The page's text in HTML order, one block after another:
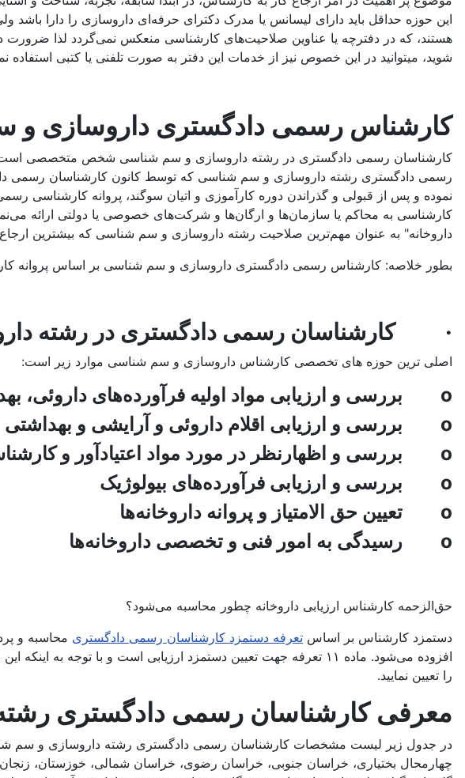
این حوزه حداقل باید دارای لیسانس یا مدرک دکترای حرفه‌ای داروسازی را دارا
هستند، که در دفترچه یا عناوین صلاحیت‌های کارشناسی منعکس نمی‌گردد لذا
شوید، میتوانید در این خصوص نیز از خدمات این دفتر به صورت تلفنی یا کتبی استفاده
کارشناس رسمی دادگستری داروسازی
کارشناسان رسمی دادگستری در رشته داروسازی و سم شناسی شخص متخصصی است که
رسمی دادگستری رشته داروسازی و سم شناسی که توسط کانون کارشناسان رسمی
نموده و پس از قبولی و گذراندن دوره کارآموزی و اتیان سوگند، پروانه
کارشناسی به محاکم یا سازمان‌ها و ارگان‌ها و شرکت‌های خصوصی یا دولتی ارائه
داروخانه" به عنوان مهم‌ترین صلاحیت رشته داروسازی و سم شناسی که بیشترین ارجاع
بطور خلاصه: کارشناس رسمی دادگستری داروسازی و سم شناسی بر اساس پروانه
· کارشناسان رسمی دادگستری در رشته
اصلی ترین حوزه های تخصصی کارشناس داروسازی و سم شناسی موارد زیر است:
o بررسی و ارزیابی مواد اولیه فرآورده‌های داروئی، بهداشتی، آرایشی
o بررسی و ارزیابی اقلام داروئی و آرایشی و بهداشتی
o بررسی و اظهارنظر در مورد مواد اعتیادآور و کارشناسی شناخت کاربرد مسمومیتهای داروئی
o بررسی و ارزیابی فرآورده‌های بیولوژیک
o تعیین حق الامتیاز و پروانه داروخانه‌‌ها‌
o رسیدگی به امور فنی و تخصصی داروخانه‌‌ها‌
حق‌الزحمه کارشناس ارزیابی داروخانه چطور محاسبه می‌شود؟
دستمزد کارشناس بر اساس تعرفه دستمزد کارشناسان رسمی دادگستری محاسبه و
افزوده می‌شود. ماده ۱۱ تعرفه جهت تعیین دستمزد ارزیابی است و با توجه به اینکه این بخش بندهای متعددی دارد، می‌توانید با استفاده از
را تعیین نمایید.
معرفی کارشناسان رسمی دادگستری
در جدول زیر لیست مشخصات کارشناسان رسمی دادگستری رشته داروسازی و سم شناسی
چهارمحال بختیاری، خراسان جنوبی، خراسان رضوی، خراسان شمالی، خوزستان،